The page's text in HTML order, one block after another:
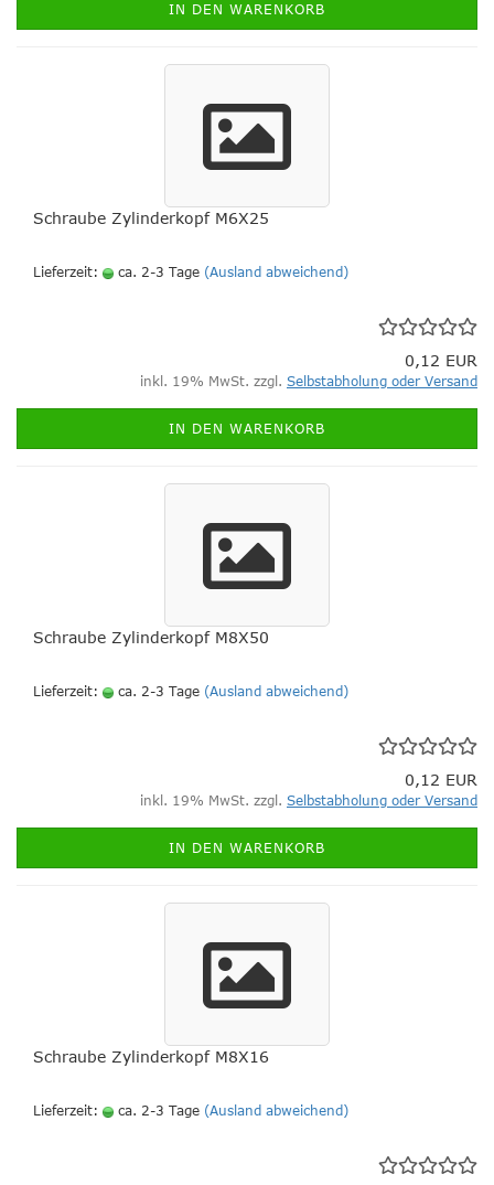
IN DEN WARENKORB
Schraube Zylinderkopf M6X25
Lieferzeit: ca. 2-3 Tage (Ausland abweichend)
0,12 EUR
inkl. 19% MwSt. zzgl. Selbstabholung oder Versand
IN DEN WARENKORB
Schraube Zylinderkopf M8X50
Lieferzeit: ca. 2-3 Tage (Ausland abweichend)
0,12 EUR
inkl. 19% MwSt. zzgl. Selbstabholung oder Versand
IN DEN WARENKORB
Schraube Zylinderkopf M8X16
Lieferzeit: ca. 2-3 Tage (Ausland abweichend)